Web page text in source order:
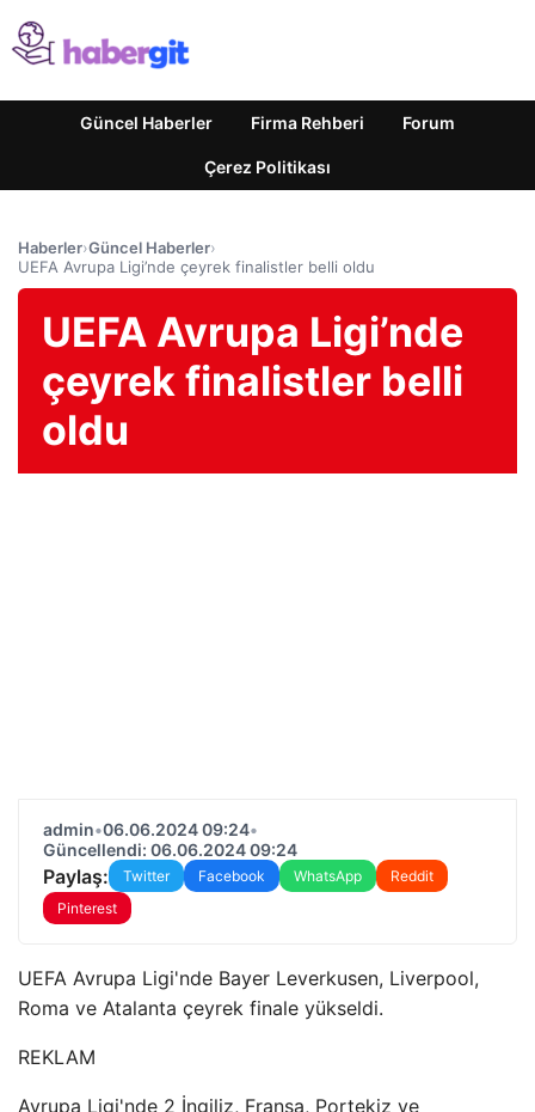
Güncel Haberler Firma Rehberi Forum
Çerez Politikası
Haberler›Güncel Haberler›
UEFA Avrupa Ligi’nde çeyrek finalistler belli oldu
UEFA Avrupa Ligi’nde
çeyrek finalistler belli
oldu
admin•06.06.2024 09:24•
Güncellendi: 06.06.2024 09:24
Paylaş: Twitter Facebook WhatsApp
Reddit
Pinterest
UEFA Avrupa Ligi'nde Bayer Leverkusen, Liverpool,
Roma ve Atalanta çeyrek finale yükseldi.
REKLAM
Avrupa Ligi'nde 2 İngiliz, Fransa, Portekiz ve